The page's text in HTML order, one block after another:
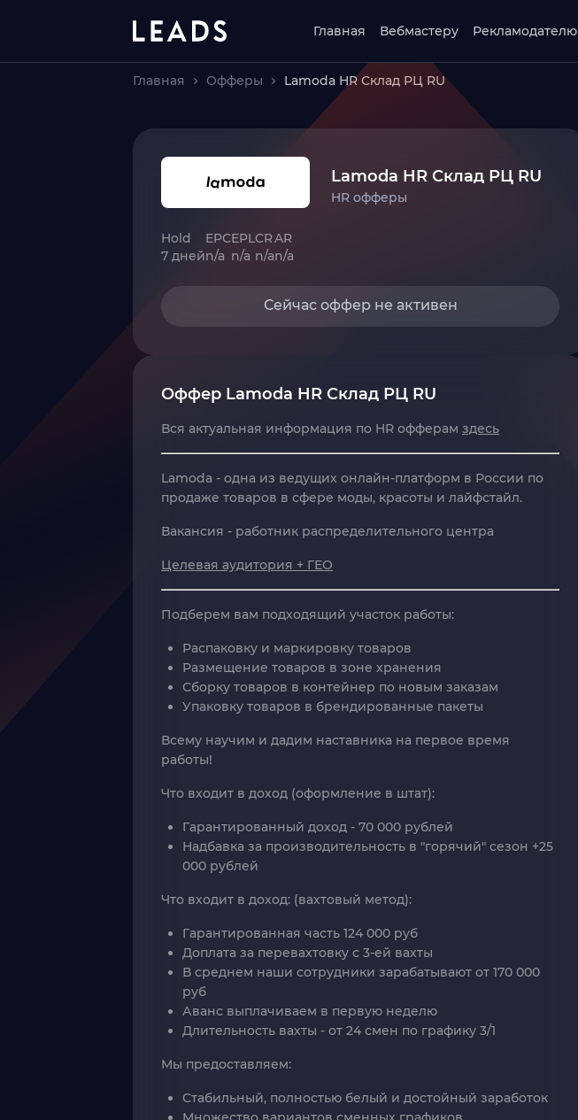
Главная Вебмастеру Рекламодателю
Главная Офферы Lamoda HR Склад РЦ RU
Lamoda HR Склад РЦ RU
HR офферы
Hold
7 дней
EPC
n/a
EPL
n/a
CR
n/a
AR
n/a
Сейчас оффер не активен
Оффер Lamoda HR Склад РЦ RU
Вся актуальная информация по HR офферам здесь
Lamoda - одна из ведущих онлайн-платформ в России по
продаже товаров в сфере моды, красоты и лайфстайл.
Вакансия - работник распределительного центра
Целевая аудитория + ГЕО
Подберем вам подходящий участок работы:
Распаковку и маркировку товаров
Размещение товаров в зоне хранения
Сборку товаров в контейнер по новым заказам
Упаковку товаров в брендированные пакеты
Всему научим и дадим наставника на первое время
работы!
Что входит в доход (оформление в штат):
Гарантированный доход - 70 000 рублей
Надбавка за производительность в "горячий" сезон +25
000 рублей
Что входит в доход: (вахтовый метод):
Гарантированная часть 124 000 руб
Доплата за перевахтовку с 3-ей вахты
В среднем наши сотрудники зарабатывают от 170 000
руб
Аванс выплачиваем в первую неделю
Длительность вахты - от 24 смен по графику 3/1
Мы предоставляем:
Стабильный, полностью белый и достойный заработок